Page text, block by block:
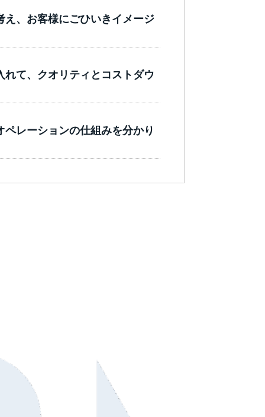
、お客様にごひいきイメージ
て、クオリティとコストダウ
レーションの仕組みを分かり